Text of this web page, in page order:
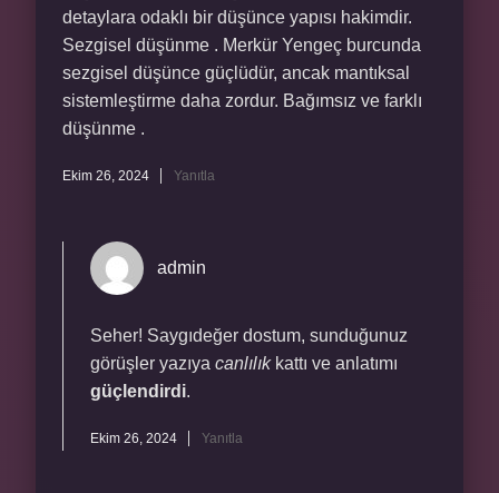
detaylara odaklı bir düşünce yapısı hakimdir.
Sezgisel düşünme . Merkür Yengeç burcunda
sezgisel düşünce güçlüdür, ancak mantıksal
sistemleştirme daha zordur. Bağımsız ve farklı
düşünme .
Ekim 26, 2024 Yanıtla
admin
Seher! Saygıdeğer dostum, sunduğunuz
görüşler yazıya canlılıkkattı ve anlatımı
güçlendirdi.
Ekim 26, 2024 Yanıtla